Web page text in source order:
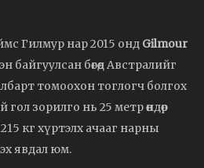
Гилмур нар 2015 онд Gilmour
бөгөөд Австралийг
томоохон тоглогч болгох
зорилго нь 25 метр өндөр
кг хүртэлх ачааг нарны
явдал юм.